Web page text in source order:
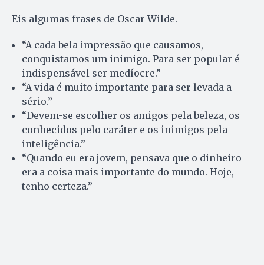
Eis algumas frases de Oscar Wilde.
“A cada bela impressão que causamos,
conquistamos um inimigo. Para ser popular é
indispensável ser medíocre.”
“A vida é muito importante para ser levada a
sério.”
“Devem-se escolher os amigos pela beleza, os
conhecidos pelo caráter e os inimigos pela
inteligência.”
“Quando eu era jovem, pensava que o dinheiro
era a coisa mais importante do mundo. Hoje,
tenho certeza.”